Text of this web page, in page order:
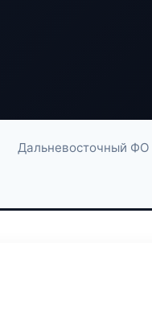
Дальневосточный ФО